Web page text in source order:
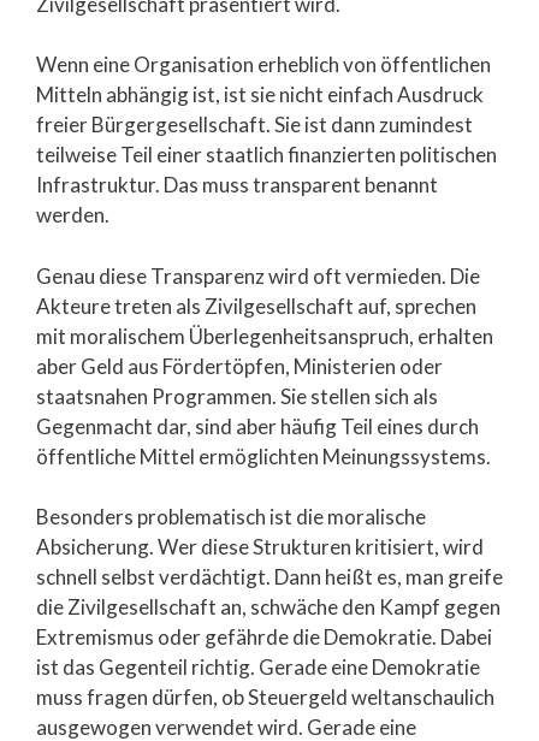
Wenn eine Organisation erheblich von öffentlichen
Mitteln abhängig ist, ist sie nicht einfach Ausdruck
freier Bürgergesellschaft. Sie ist dann zumindest
teilweise Teil einer staatlich finanzierten politischen
Infrastruktur. Das muss transparent benannt
werden.
Genau diese Transparenz wird oft vermieden. Die
Akteure treten als Zivilgesellschaft auf, sprechen
mit moralischem Überlegenheitsanspruch, erhalten
aber Geld aus Fördertöpfen, Ministerien oder
staatsnahen Programmen. Sie stellen sich als
Gegenmacht dar, sind aber häufig Teil eines durch
öffentliche Mittel ermöglichten Meinungssystems.
Besonders problematisch ist die moralische
Absicherung. Wer diese Strukturen kritisiert, wird
schnell selbst verdächtigt. Dann heißt es, man greife
die Zivilgesellschaft an, schwäche den Kampf gegen
Extremismus oder gefährde die Demokratie. Dabei
ist das Gegenteil richtig. Gerade eine Demokratie
muss fragen dürfen, ob Steuergeld weltanschaulich
ausgewogen verwendet wird. Gerade eine